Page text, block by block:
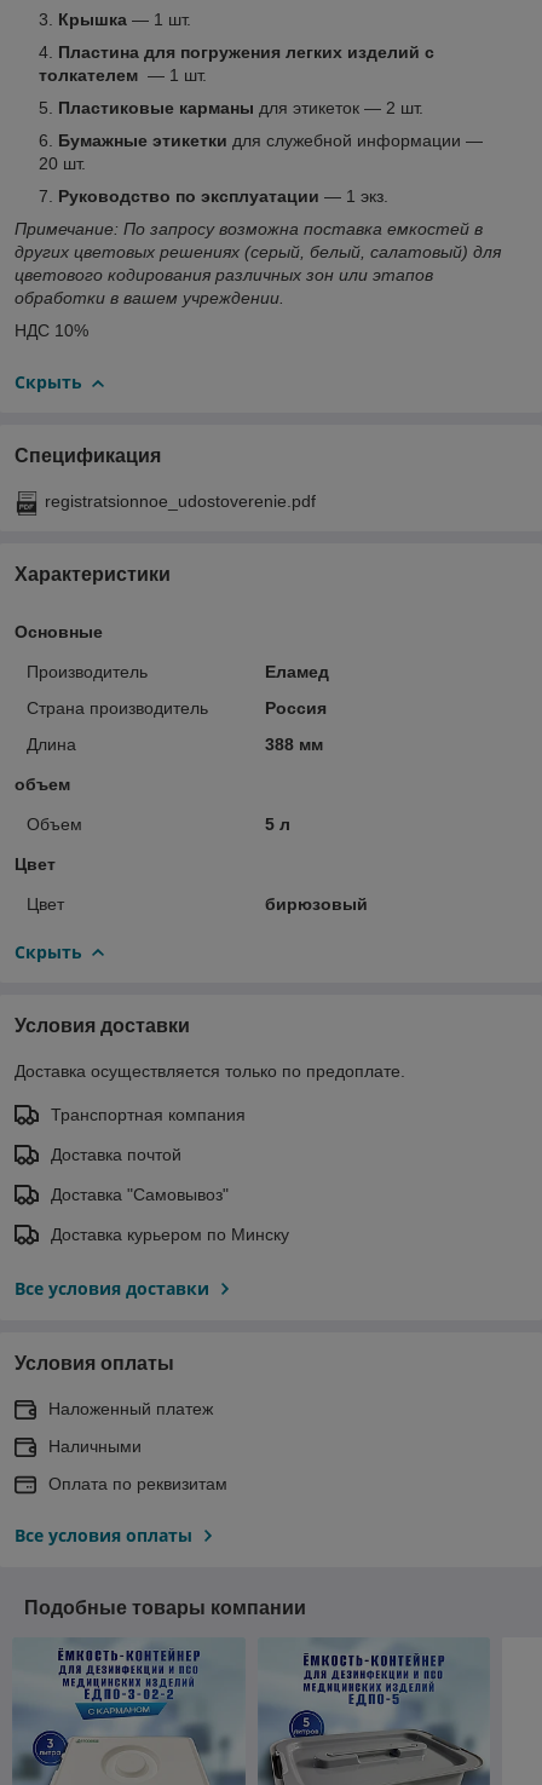
Крышка — 1 шт.
Пластина для погружения легких изделий с
толкателем — 1 шт.
Пластиковые карманы для этикеток — 2 шт.
Бумажные этикетки для служебной информации —
20 шт.
Руководство по эксплуатации — 1 экз.
Примечание: По запросу возможна поставка емкостей в
других цветовых решениях (серый, белый, салатовый) для
цветового кодирования различных зон или этапов
обработки в вашем учреждении.
НДС 10%
Скрыть
Спецификация
registratsionnoe_udostoverenie.pdf
Характеристики
Основные
Производитель
Еламед
Страна производитель
Россия
Длина
388 мм
объем
Объем 5 л
Цвет
Цвет бирюзовый
Скрыть
Условия доставки
Доставка осуществляется только по предоплате.
Транспортная компания
Доставка почтой
Доставка "Самовывоз"
Доставка курьером по Минску
Все условия доставки
Условия оплаты
Наложенный платеж
Наличными
Оплата по реквизитам
Все условия оплаты
Подобные товары компании